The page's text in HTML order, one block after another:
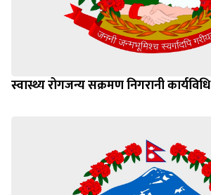
स्वास्थ्य रोगजन्य सक्रमण निगरानी कार्यविधि